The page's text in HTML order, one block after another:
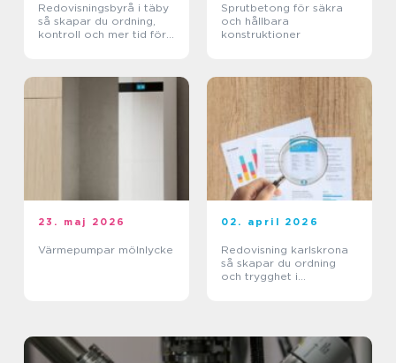
Redovisningsbyrå i täby
så skapar du ordning,
kontroll och mer tid för
Sprutbetong för säkra
och hållbara
konstruktioner
23. maj 2026
Värmepumpar mölnlycke
02. april 2026
Redovisning karlskrona
så skapar du ordning
och trygghet i